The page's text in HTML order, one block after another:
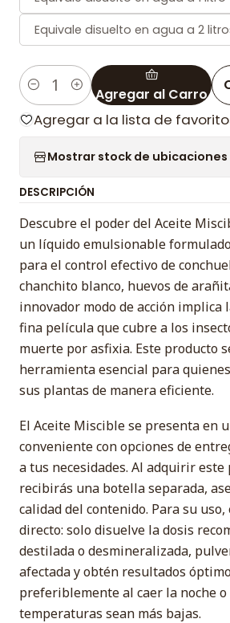
Equivale disuelto en agua a 2
Cantidad Agregar al Carro
Agregar a la lista de
Mostrar stock de ubicaciones
DESCRIPCIÓN
Descubre el poder del Aceite
un líquido emulsionable
para el control efectivo de
chanchito blanco, huevos de
innovador modo de acción implica
fina película que cubre a los
muerte por asfixia. Este producto
herramienta esencial para
sus plantas de manera eficiente.
El Aceite Miscible se presenta en
conveniente con opciones de
a tus necesidades. Al adquirir este
recibirás una botella separada,
calidad del contenido. Para su
directo: solo disuelve la dosis
destilada o desmineralizada,
afectada y obtén resultados
preferiblemente al caer la noche o
temperaturas sean más bajas.